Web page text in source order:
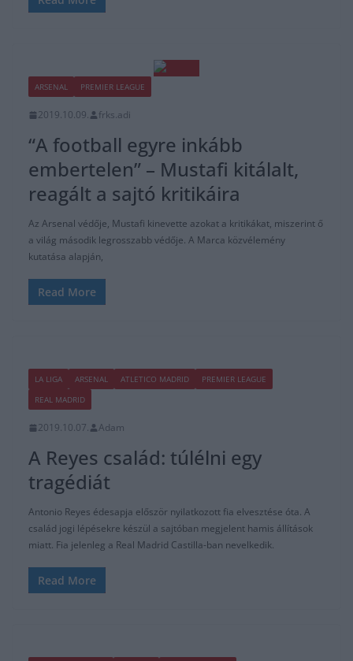
ARSENAL PREMIER LEAGUE
2019.10.09. frks.adi
“A football egyre inkább
embertelen” – Mustafi kitálalt,
reagált a sajtó kritikáira
Az Arsenal védője, Mustafi kinevette azokat a kritikákat, miszerint ő
a világ második legrosszabb védője. A Marca közvélemény
kutatása alapján,
Read More
LA LIGA ARSENAL ATLETICO MADRID
PREMIER LEAGUE
REAL MADRID
2019.10.07. Adam
A Reyes család: túlélni egy
tragédiát
Antonio Reyes édesapja először nyilatkozott fia elvesztése óta. A
család jogi lépésekre készül a sajtóban megjelent hamis állítások
miatt. Fia jelenleg a Real Madrid Castilla-ban nevelkedik.
Read More